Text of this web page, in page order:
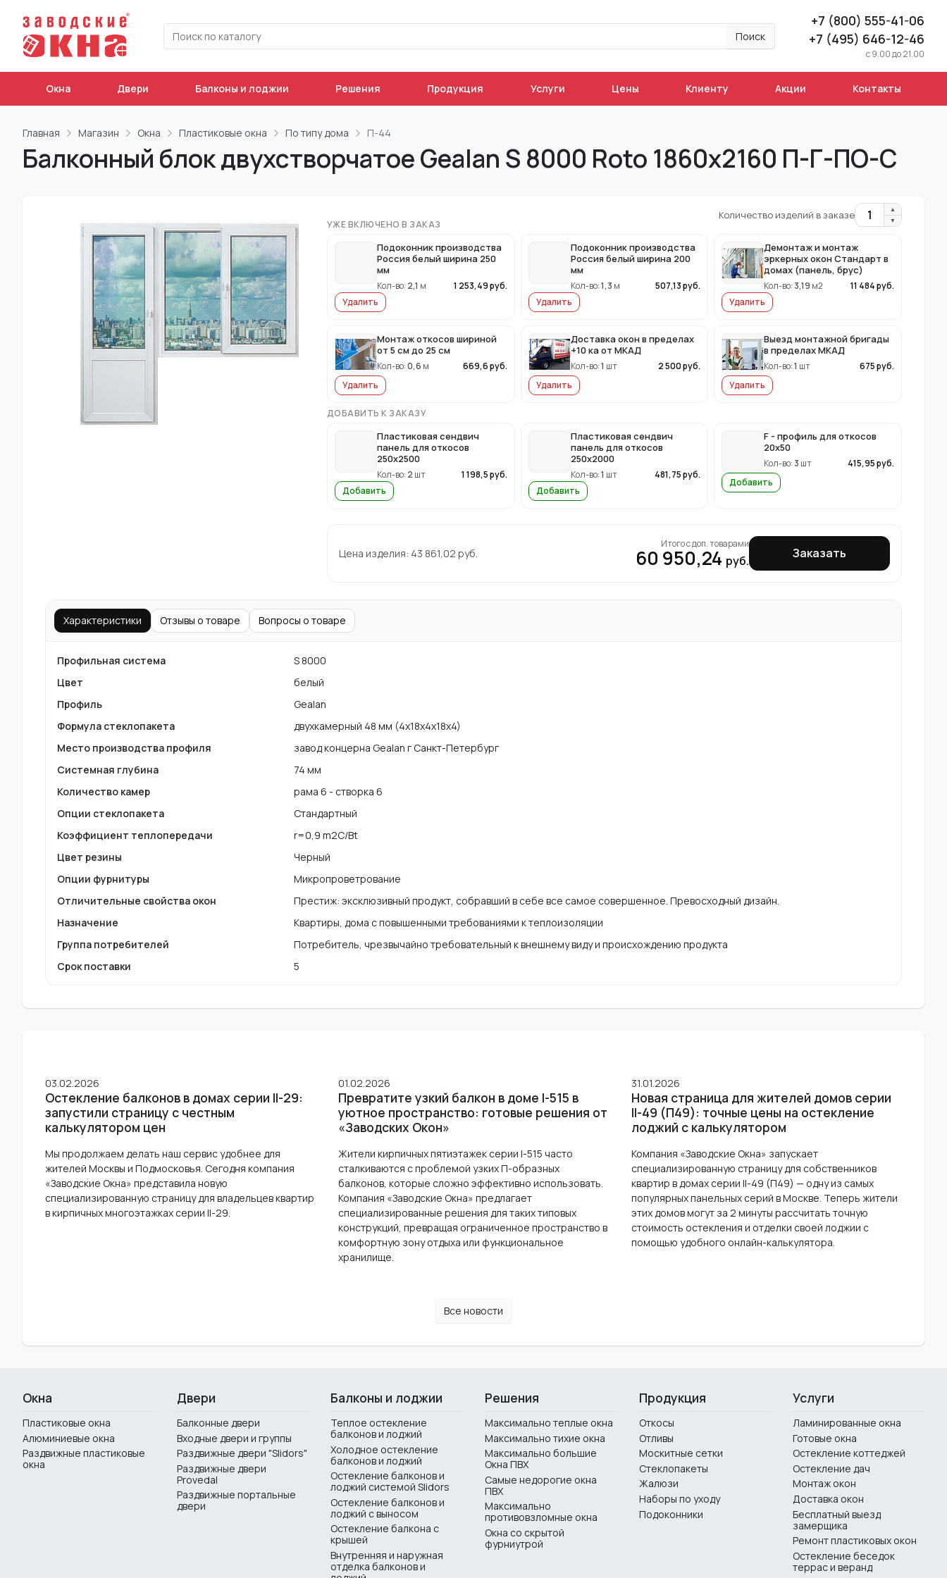
Поиск
+7 (800) 555-41-06
+7 (495) 646-12-46
c 9.00 до 21.00
Окна Двери Балконы и лоджии Решения Продукция Услуги Цены Клиенту Акции Контакты
Главная Магазин Окна Пластиковые окна По типу дома П-44
Балконный блок двухстворчатое Gealan S 8000 Roto 1860x2160 П-Г-ПО-С
Количество изделий в заказе 1
▲
▼
УЖЕ ВКЛЮЧЕНО В ЗАКАЗ
Подоконник производства
Россия белый ширина 250
мм
Кол-во: 2,1 м 1 253,49руб.
Удалить
Подоконник производства
Россия белый ширина 200
мм
Кол-во:1,3 м 507,13руб.
Удалить
Демонтаж и монтаж
эркерных окон Стандарт в
домах (панель, брус)
Кол-во: 3,19 м2 11 484руб.
Удалить
Монтаж откосов шириной
от 5 см до 25 см
Кол-во:0,6 м 669,6руб.
Удалить
Доставка окон в пределах
+10 ка от МКАД
Кол-во:1 шт 2 500руб.
Удалить
Выезд монтажной бригады
в пределах МКАД
Кол-во:1 шт 675руб.
Удалить
ДОБАВИТЬ К ЗАКАЗУ
Пластиковая сендвич
панель для откосов
250x2500
Кол-во: 2 шт 1 198,5руб.
Добавить
Пластиковая сендвич
панель для откосов
250x2000
Кол-во:1 шт 481,75руб.
Добавить
F - профиль для откосов
20x50
Кол-во: 3 шт 415,95руб.
Добавить
Цена изделия: 43 861,02 руб.
Итого с доп. товарами
60 950,24 руб. Заказать
Характеристики Отзывы о товаре Вопросы о товаре
Профильная система
S 8000
Цвет
белый
Профиль
Gealan
Формула стеклопакета
двухкамерный 48 мм (4х18х4х18х4)
Место производства профиля
завод концерна Gealan г Санкт-Петербург
Системная глубина
74 мм
Количество камер
рама 6 - створка 6
Опции стеклопакета
Стандартный
Коэффициент теплопередачи
r=0,9 m2C/Bt
Цвет резины
Черный
Опции фурнитуры
Микропроветрование
Отличительные свойства окон
Престиж: эксклюзивный продукт, собравший в себе все самое совершенное. Превосходный дизайн.
Назначение
Квартиры, дома с повышенными требованиями к теплоизоляции
Группа потребителей
Потребитель, чрезвычайно требовательный к внешнему виду и происхождению продукта
Срок поставки
5
03.02.2026
Остекление балконов в домах серии II-29:
запустили страницу с честным
калькулятором цен
Мы продолжаем делать наш сервис удобнее для
жителей Москвы и Подмосковья. Сегодня компания
«Заводские Окна» представила новую
специализированную страницу для владельцев квартир
в кирпичных многоэтажках серии II-29.
01.02.2026
Превратите узкий балкон в доме I-515 в
уютное пространство: готовые решения от
«Заводских Окон»
Жители кирпичных пятиэтажек серии I-515 часто
сталкиваются с проблемой узких П-образных
балконов, которые сложно эффективно использовать.
Компания «Заводские Окна» предлагает
специализированные решения для таких типовых
конструкций, превращая ограниченное пространство в
комфортную зону отдыха или функциональное
хранилище.
31.01.2026
Новая страница для жителей домов серии
II-49 (П49): точные цены на остекление
лоджий с калькулятором
Компания «Заводские Окна» запускает
специализированную страницу для собственников
квартир в домах серии II-49 (П49) — одну из самых
популярных панельных серий в Москве. Теперь жители
этих домов могут за 2 минуты рассчитать точную
стоимость остекления и отделки своей лоджии с
помощью удобного онлайн-калькулятора.
Все новости
Окна
Пластиковые окна
Алюминиевые окна
Раздвижные пластиковые
окна
Двери
Балконные двери
Входные двери и группы
Раздвижные двери "Slidors"
Раздвижные двери
Provedal
Раздвижные портальные
двери
Балконы и лоджии
Теплое остекление
балконов и лоджий
Холодное остекление
балконов и лоджий
Остекление балконов и
лоджий системой Slidors
Остекление балконов и
лоджий с выносом
Остекление балкона с
крышей
Внутренняя и наружная
отделка балконов и
Решения
Максимально теплые окна
Максимально тихие окна
Максимально большие
Окна ПВХ
Самые недорогие окна
ПВХ
Максимально
противовзломные окна
Окна со скрытой
фурниутрой
Продукция
Откосы
Отливы
Москитные сетки
Стеклопакеты
Жалюзи
Наборы по уходу
Подоконники
Услуги
Ламинированные окна
Готовые окна
Остекление коттеджей
Остекление дач
Монтаж окон
Доставка окон
Бесплатный выезд
замерщика
Ремонт пластиковых окон
Остекление беседок
террас и веранд